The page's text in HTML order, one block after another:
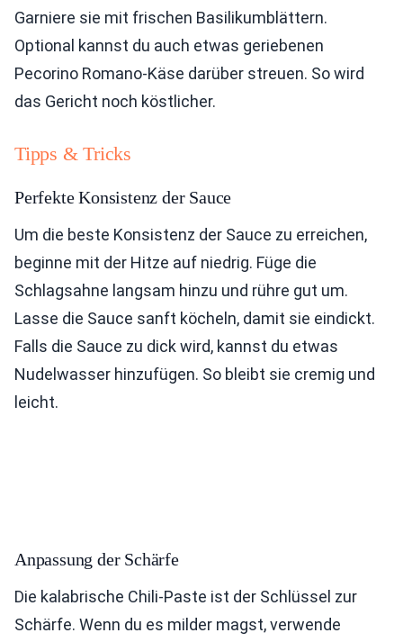
Garniere sie mit frischen Basilikumblättern.
Optional kannst du auch etwas geriebenen
Pecorino Romano-Käse darüber streuen. So wird
das Gericht noch köstlicher.
Tipps & Tricks
Perfekte Konsistenz der Sauce
Um die beste Konsistenz der Sauce zu erreichen,
beginne mit der Hitze auf niedrig. Füge die
Schlagsahne langsam hinzu und rühre gut um.
Lasse die Sauce sanft köcheln, damit sie eindickt.
Falls die Sauce zu dick wird, kannst du etwas
Nudelwasser hinzufügen. So bleibt sie cremig und
leicht.
Anpassung der Schärfe
Die kalabrische Chili-Paste ist der Schlüssel zur
Schärfe. Wenn du es milder magst, verwende